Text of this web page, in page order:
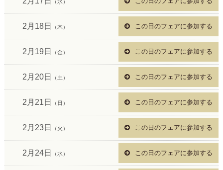
（水）
2月18日 （木） この日のフェアに参加する
2月19日 （金） この日のフェアに参加する
2月20日 （土） この日のフェアに参加する
2月21日 （日） この日のフェアに参加する
2月23日 （火） この日のフェアに参加する
2月24日 （水） この日のフェアに参加する